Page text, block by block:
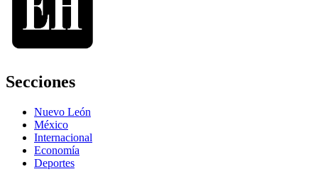
Secciones
Nuevo León
México
Internacional
Economía
Deportes